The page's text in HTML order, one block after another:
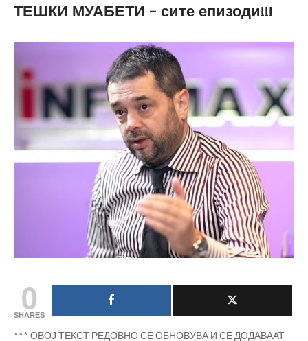
ТЕШКИ МУАБЕТИ – сите епизоди!!!
0
SHARES
*** ОВОЈ ТЕКСТ РЕДОВНО СЕ ОБНОВУВА И СЕ ДОДАВААТ